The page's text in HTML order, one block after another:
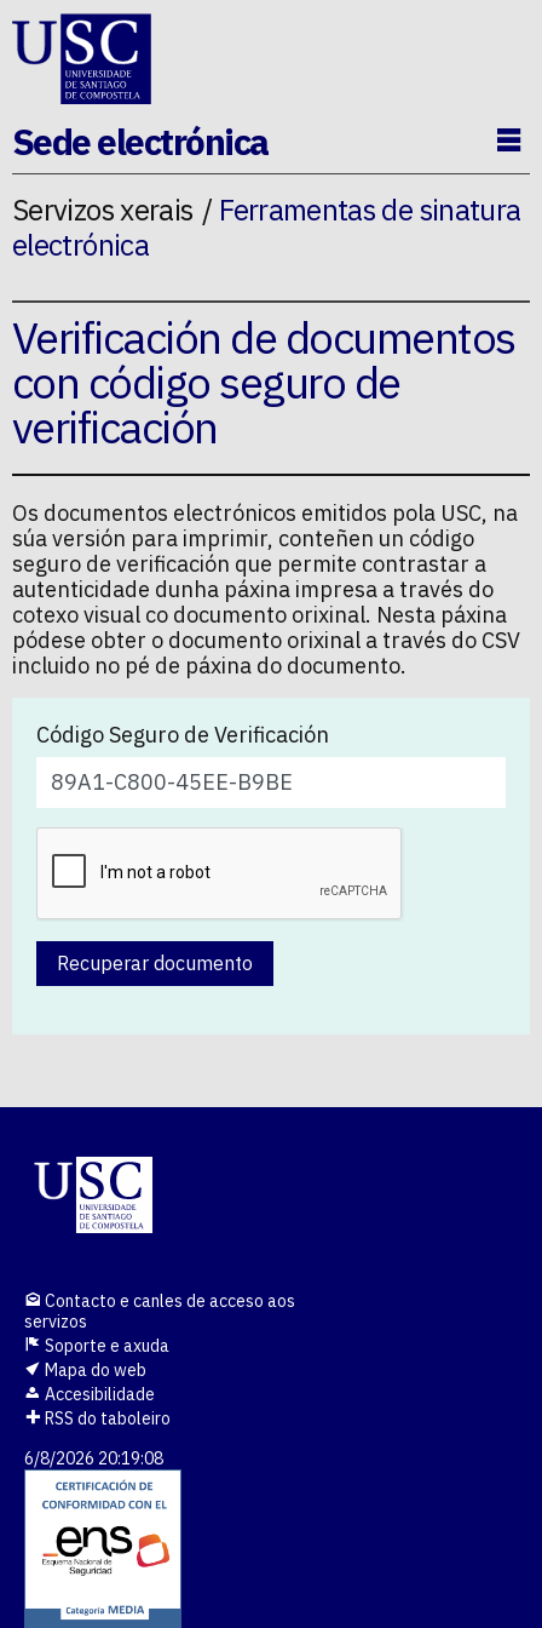
Ir ao contido da p�xina
Sede electrónica
Servizos xerais
Ferramentas de sinatura
electrónica
Verificación de documentos
con código seguro de
verificación
Os documentos electrónicos emitidos pola USC, na
súa versión para imprimir, conteñen un código
seguro de verificación que permite contrastar a
autenticidade dunha páxina impresa a través do
cotexo visual co documento orixinal. Nesta páxina
pódese obter o documento orixinal a través do CSV
incluido no pé de páxina do documento.
Código Seguro de Verificación
Recuperar documento
Contacto e canles de acceso aos
servizos
Soporte e axuda
Mapa do web
Accesibilidade
RSS do taboleiro
6/8/2026 20:19:08